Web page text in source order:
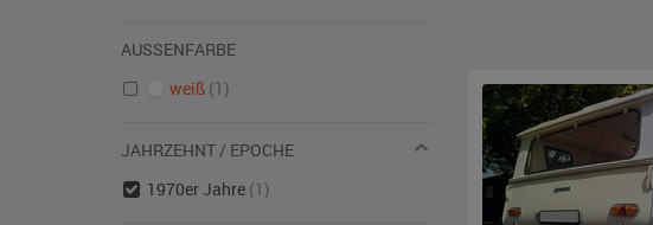
AUSSENFARBE
weiß (1)
JAHRZEHNT / EPOCHE
1970er Jahre (1)